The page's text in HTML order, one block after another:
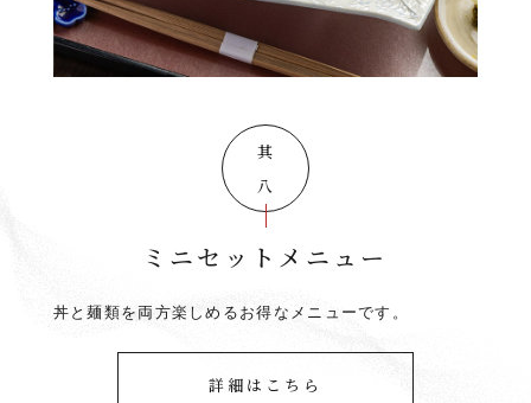
其の八
ミニセットメニュー
丼と麺類を両方楽しめるお得なメニューです。
詳細はこちら